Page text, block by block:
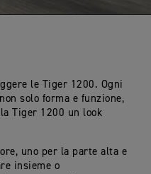
le Tiger 1200. Ogni
solo forma e funzione,
Tiger 1200 un look
uno per la parte alta e
insieme o